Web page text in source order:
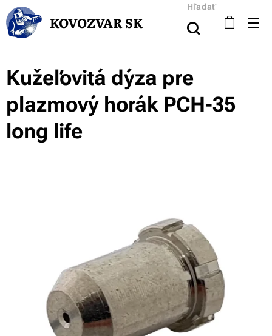
KOVOZVAR SK
Hľadať
Kužeľovitá dýza pre
plazmový horák PCH-35
long life